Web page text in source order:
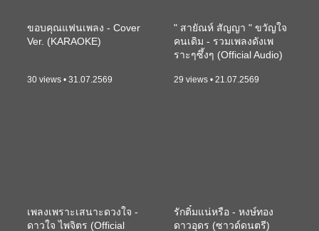
ขอบคุณแฟนเพลง - Cover
Ver. (KARAOKE)
30 views • 31.07.2569
" สายัณห์ สัญญา " ขวัญใจ
คนเดิม - รวมเพลงดังเพ
ราะๆซึ้งๆ (Official Audio)
29 views • 21.07.2569
เพลงเพราะเสนาะดวงใจ -
ดาวใจ ไพจิตร (Official
รักติ๋มแน่หรือ - หงษ์ทอง
ดาวอุดร (ซาวด์ดนตรี)